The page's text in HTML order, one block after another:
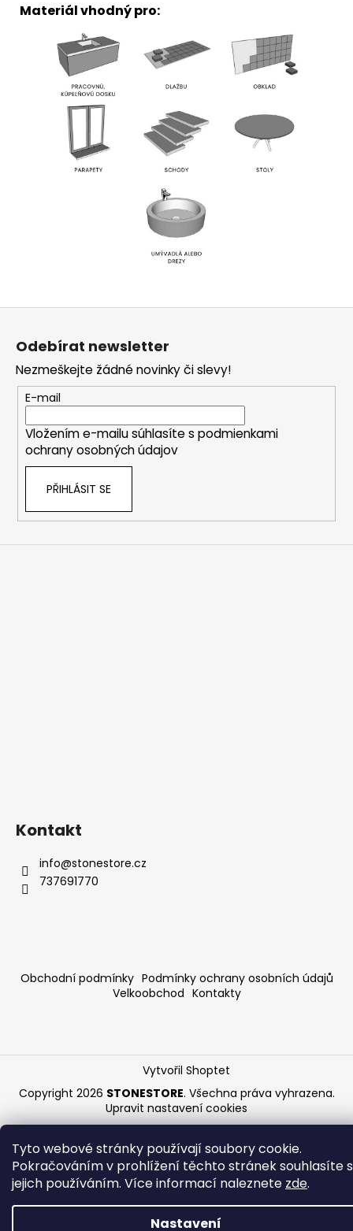
Tyto webové stránky používají soubory cookie.
Pokračováním v prohlížení těchto stránek souhlasíte s
jejich používáním. Více informací naleznete zde.
Nastavení
Materiál vhodný pro:
Odebírat newsletter
Nezmeškejte žádné novinky či slevy!
E-mail
Vložením e-mailu súhlasíte s podmienkami
ochrany osobných údajov
PŘIHLÁSIT SE
Kontakt
info@stonestore.cz
737691770
Obchodní podmínky Podmínky ochrany osobních údajů
Velkoobchod Kontakty
Vytvořil Shoptet
Copyright 2026 STONESTORE. Všechna práva vyhrazena.
Upravit nastavení cookies